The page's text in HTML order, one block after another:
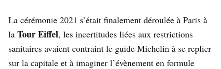
La cérémonie 2021 s’était finalement déroulée à Paris à
la Tour Eiffel, les incertitudes liées aux restrictions
sanitaires avaient contraint le guide Michelin à se replier
sur la capitale et à imaginer l’évènement en formule